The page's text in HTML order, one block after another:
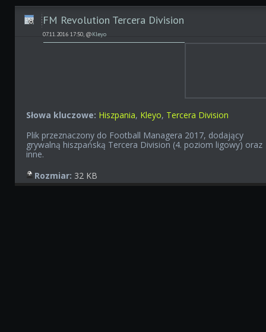
FM Revolution Tercera Division
07.11.2016 17:50, @Kleyo
Słowa kluczowe: Hiszpania, Kleyo, Tercera Division
Plik przeznaczony do Football Managera 2017, dodający
grywalną hiszpańską Tercera Division (4. poziom ligowy) oraz
inne.
Rozmiar: 32 KB